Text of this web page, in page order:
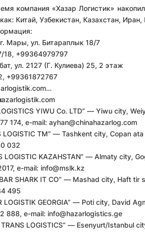
компания «Хазар Логистик»
Китай, Узбекистан, Казахстан, Иран,
Мары, ул. Битараплык 18/7
18, +99364979797
ул. 2127 (Г. Кулиева) 25, 2 этаж
+99361872767
YIWU Co. LTD” — Yiwu city,
174, e-mail: ayhan@chinahazarlog.com
LOGISTIC TM” — Tashkent city, Copan
032
LOGISTIC KAZAHSTAN” — Almaty city,
e-mail: info@mslk.kz
SHARK IT CO” — Mashad city, Haft tir
495
LOGISTIK GEORGIA” — Poti city, David
888, e-mail: info@hazarlogistics.ge
TRANS LOGISTICS” — Esenyurt/Istanbul